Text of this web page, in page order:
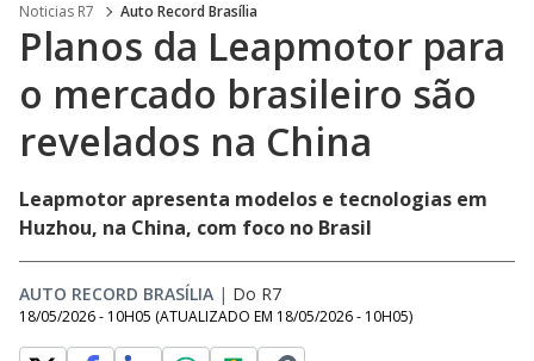
Noticias R7 Auto Record Brasília
Planos da Leapmotor para
o mercado brasileiro são
revelados na China
Leapmotor apresenta modelos e tecnologias em
Huzhou, na China, com foco no Brasil
AUTO RECORD BRASÍLIA | Do R7
18/05/2026 - 10H05 (ATUALIZADO EM 18/05/2026 - 10H05)